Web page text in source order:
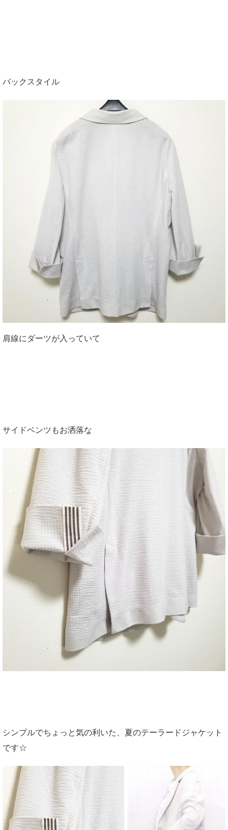
バックスタイル
肩線にダーツが入っていて
サイドベンツもお洒落な
シンプルでちょっと気の利いた、夏のテーラードジャケット
です☆